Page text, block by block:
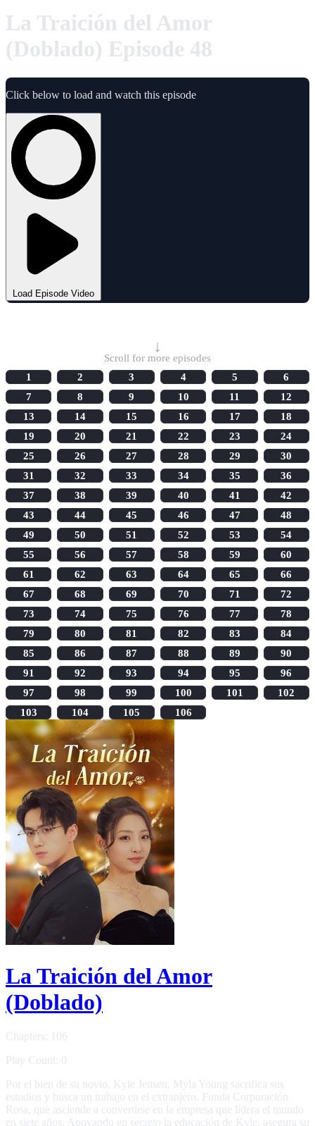
La Traición del Amor
(Doblado) Episode 48
Click below to load and watch this episode
Load Episode Video
↓
Scroll for more episodes
1
2 3 4 5
6
7
8 9 10 11
12
13
14 15 16 17
18
19
20 21 22 23
24
25
26 27 28 29
30
31
32 33 34 35
36
37
38 39 40 41
42
43
44 45 46 47
48
49
50 51 52 53
54
55
56 57 58 59
60
61
62 63 64 65
66
67
68 69 70 71
72
73
74 75 76 77
78
79
80 81 82 83
84
85
86 87 88 89
90
91
92 93 94 95
96
97
98 99 100 101
102
103
104 105 106
La Traición del Amor
(Doblado)
Chapters: 106
Play Count: 0
Por el bien de su novio, Kyle Jensen, Myla Young sacrifica sus
estudios y busca un trabajo en el extranjero. Funda Corporación
Rosa, que asciende a convertirse en la empresa que lídera el mundo
en siete años. Apoyando en secreto la educación de Kyle, asegura su